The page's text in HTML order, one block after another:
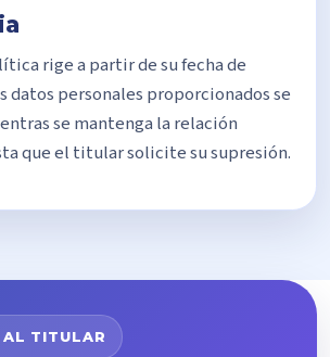
rige a partir de su fecha de
datos personales proporcionados se
se mantenga la relación
que el titular solicite su supresión.
TITULAR